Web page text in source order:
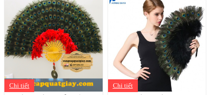
Chi tiết
Chi tiết